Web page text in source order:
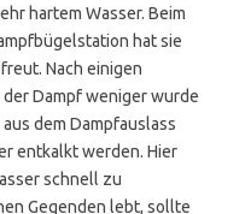
hartem Wasser. Beim
hat sie
Nach einigen
Dampf weniger wurde
dem Dampfauslass
entkalkt werden. Hier
schnell zu
Gegenden lebt, sollte